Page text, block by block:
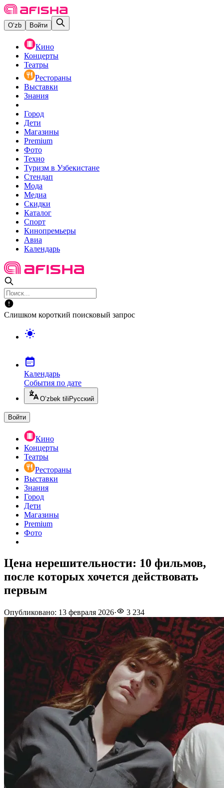
O‘zb Войти
Кино
Концерты
Театры
Рестораны
Выставки
Знания
Город
Дети
Магазины
Premium
Фото
Техно
Туризм в Узбекистане
Стендап
Мода
Медиа
Скидки
Каталог
Спорт
Кинопремьеры
Авиа
Календарь
Слишком короткий поисковый запрос
Календарь
События по дате
O’zbek tili Русский
Войти
Кино
Концерты
Театры
Рестораны
Выставки
Знания
Город
Дети
Магазины
Premium
Фото
Цена нерешительности: 10 фильмов,
после которых хочется действовать
первым
Опубликовано: 13 февраля 2026· 3 234